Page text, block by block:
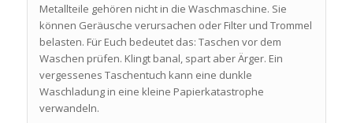
Metallteile gehören nicht in die Waschmaschine. Sie
können Geräusche verursachen oder Filter und Trommel
belasten. Für Euch bedeutet das: Taschen vor dem
Waschen prüfen. Klingt banal, spart aber Ärger. Ein
vergessenes Taschentuch kann eine dunkle
Waschladung in eine kleine Papierkatastrophe
verwandeln.